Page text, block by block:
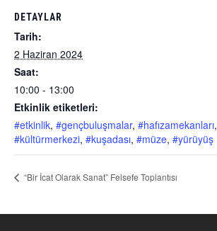
DETAYLAR
Tarih:
2 Haziran 2024
Saat:
10:00 - 13:00
Etkinlik etiketleri:
#etkinlik, #gençbuluşmalar, #hafızamekanları,
#kültürmerkezi, #kuşadası, #müze, #yürüyüş
“Bir İcat Olarak Sanat” Felsefe Toplantısı